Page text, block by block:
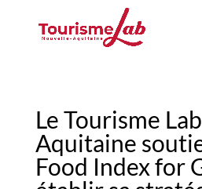
Le Tourisme
Aquitaine
Food Index for